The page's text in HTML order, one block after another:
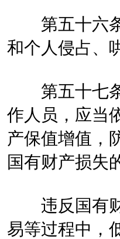
第五十六条
和个人侵占、
第五十七条
作人员，应当
产保值增值，
国有财产损失
违反国有财
易等过程中，